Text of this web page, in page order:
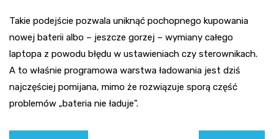
Takie podejście pozwala uniknąć pochopnego kupowania
nowej baterii albo – jeszcze gorzej – wymiany całego
laptopa z powodu błędu w ustawieniach czy sterownikach.
A to właśnie programowa warstwa ładowania jest dziś
najczęściej pomijana, mimo że rozwiązuje sporą część
problemów „bateria nie ładuje”.